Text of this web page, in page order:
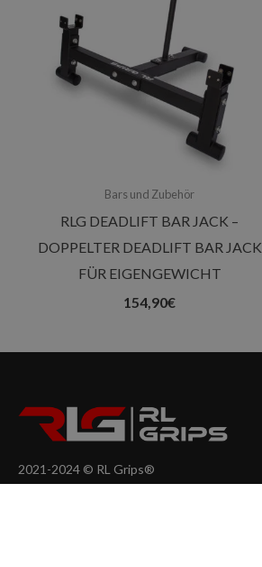
Bars und Zubehör
RLG DEADLIFT BAR JACK –
DOPPELTER DEADLIFT BAR JACK
FÜR EIGENGEWICHT
154,90€
2021-2024 © RL Grips®
Todos los derechos reservados